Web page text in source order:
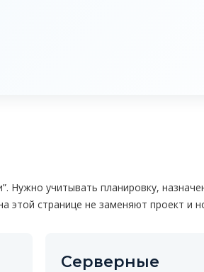
Нужно учитывать планировку,
странице не заменяют проект и
Серверные